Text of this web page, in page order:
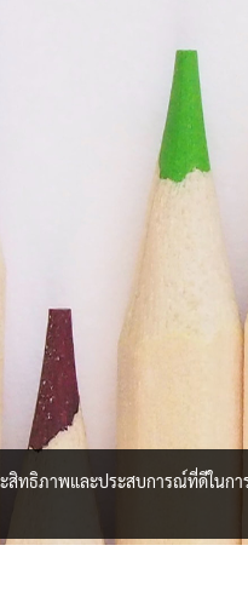
สิทธิภาพและประสบการณ์ที่ดีในก